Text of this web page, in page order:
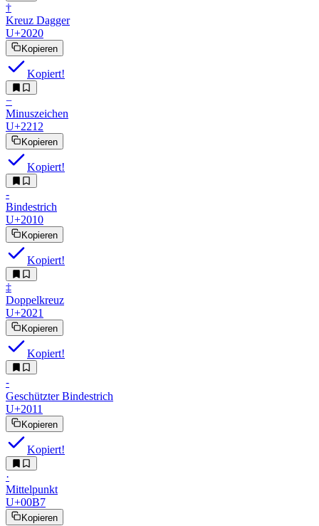
†︎
Kreuz Dagger
U+2020
Kopieren
Kopiert!
−︎
Minuszeichen
U+2212
Kopieren
Kopiert!
‐︎
Bindestrich
U+2010
Kopieren
Kopiert!
‡︎
Doppelkreuz
U+2021
Kopieren
Kopiert!
‑︎
Geschützter Bindestrich
U+2011
Kopieren
Kopiert!
·︎
Mittelpunkt
U+00B7
Kopieren